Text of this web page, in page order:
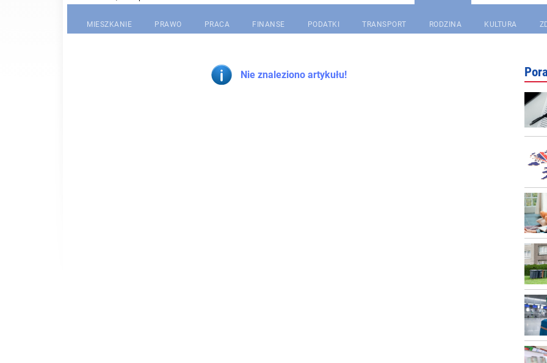
MIESZKANIE PRAWO PRACA FINANSE PODATKI TRANSPORT RODZINA KULTURA
Nie znaleziono artykułu!